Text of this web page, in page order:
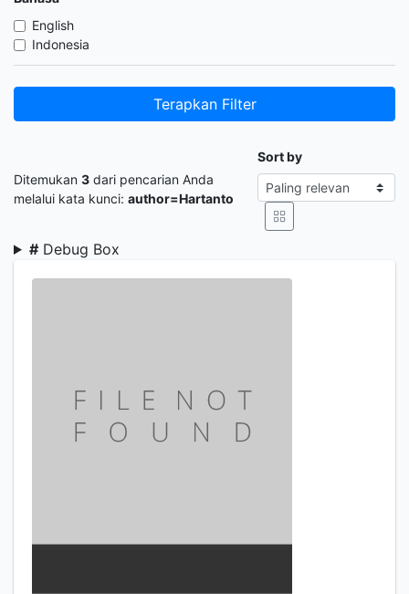
English
Indonesia
Terapkan Filter
Ditemukan 3 dari pencarian Anda
melalui kata kunci: author=Hartanto
Sort by
# Debug Box